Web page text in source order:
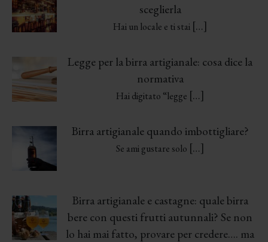
sceglierla
Hai un locale e ti stai […]
Legge per la birra artigianale: cosa dice la
normativa
Hai digitato “legge […]
Birra artigianale quando imbottigliare?
Se ami gustare solo […]
Birra artigianale e castagne: quale birra
bere con questi frutti autunnali? Se non
lo hai mai fatto, provare per credere…. ma